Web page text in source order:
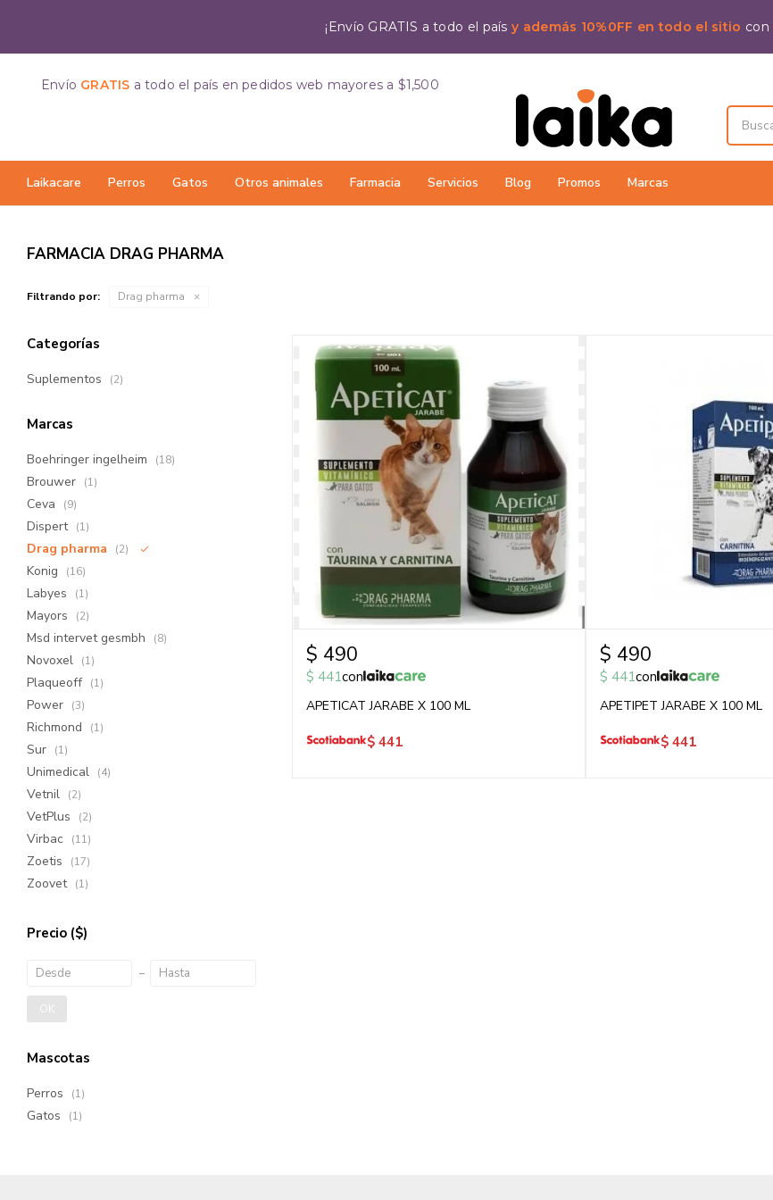
¡Envío GRATIS a todo el paísy además 10%0FF en todo el sitio con
Laikacare Perros Gatos Otros animales Farmacia Servicios Blog Promos Marcas
Envío GRATIS a todo el país en pedidos web mayores a $1,500
FARMACIA DRAG PHARMA
Filtrando por: Drag pharma
$ 490
$ 441con
APETICAT JARABE X 100 ML
$ 441
$ 490
$ 441con
APETIPET JARABE X 100 ML
$ 441
Categorías
Suplementos (2)
Marcas
Boehringer ingelheim (18)
Brouwer (1)
Ceva (9)
Dispert (1)
Drag pharma (2)
Konig (16)
Labyes (1)
Mayors (2)
Msd intervet gesmbh (8)
Novoxel (1)
Plaqueoff (1)
Power (3)
Richmond (1)
Sur (1)
Unimedical (4)
Vetnil (2)
VetPlus (2)
Virbac (11)
Zoetis (17)
Zoovet (1)
Precio ($)
OK
Mascotas
Perros (1)
Gatos (1)